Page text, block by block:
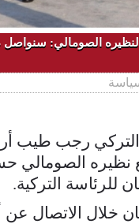
لنظيره الصومالي:
رجب طيب
مع نظيره
للرئاسة التركية.
خلال الاتصال عن